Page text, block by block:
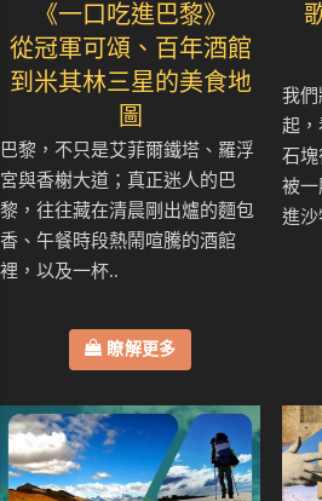
《一口吃進巴黎》
從冠軍可頌、百年酒館
到米其林三星的美食地
圖
巴黎，不只是艾菲爾鐵塔、羅浮
宮與香榭大道；真正迷人的巴
黎，往往藏在清晨剛出爐的麵包
香、午餐時段熱鬧喧騰的酒館
裡，以及一杯..
瞭解更多
我們
起，
石塊
被一
進沙